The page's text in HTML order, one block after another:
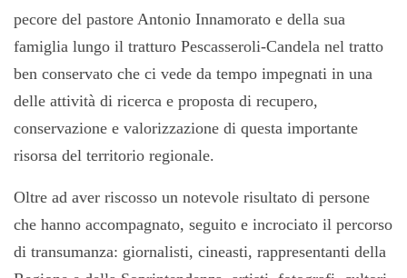
pecore del pastore Antonio Innamorato e della sua
famiglia lungo il tratturo Pescasseroli-Candela nel tratto
ben conservato che ci vede da tempo impegnati in una
delle attività di ricerca e proposta di recupero,
conservazione e valorizzazione di questa importante
risorsa del territorio regionale.
Oltre ad aver riscosso un notevole risultato di persone
che hanno accompagnato, seguito e incrociato il percorso
di transumanza: giornalisti, cineasti, rappresentanti della